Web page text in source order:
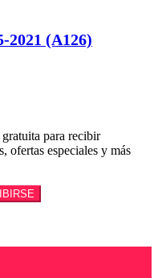
2021 (A126)
para recibir
ofertas especiales y más